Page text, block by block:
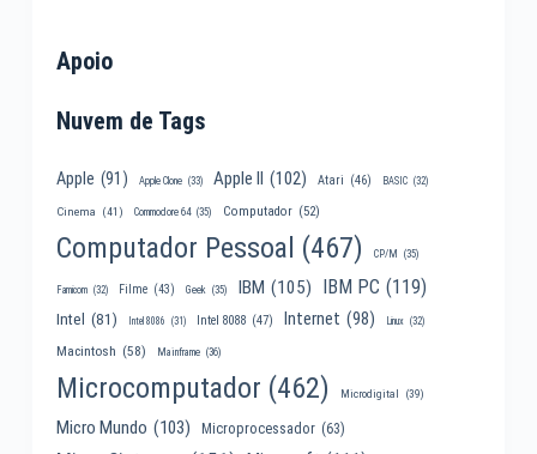
Apoio
Nuvem de Tags
Apple (91) Apple Clone (33) Apple II (102) Atari (46) BASIC (32)
Cinema (41) Commodore 64 (35) Computador (52)
Computador Pessoal (467) CP/M (35)
Famicom (32) Filme (43) Geek (35) IBM (105) IBM PC (119)
Intel (81) Intel 8086 (31) Intel 8088 (47) Internet (98) Linux (32)
Macintosh (58) Mainframe (36)
Microcomputador (462) Microdigital (39)
Micro Mundo (103) Microprocessador (63)